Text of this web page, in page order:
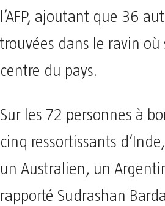
l’AFP, ajoutant que 36
trouvées dans le ravin où
centre du pays.
Sur les 72 personnes à
cinq ressortissants
un Australien, un
rapporté Sudrashan